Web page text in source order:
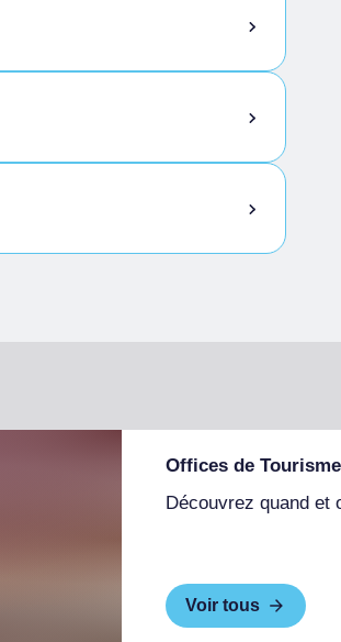
Offices de Tourisme
Découvrez quand et
Voir tous